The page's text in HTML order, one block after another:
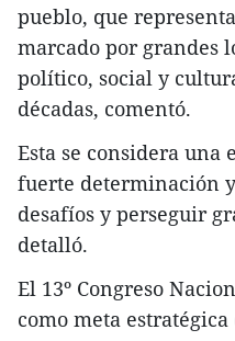
pueblo, que
marcado por grandes
político, social y
décadas, comentó.
Esta se considera una
fuerte determinación
desafíos y perseguir
detalló.
El 13º Congreso
como meta